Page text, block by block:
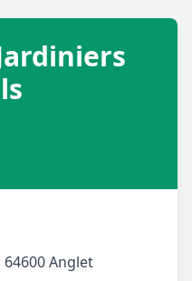
la liste des métiers
64600 Anglet